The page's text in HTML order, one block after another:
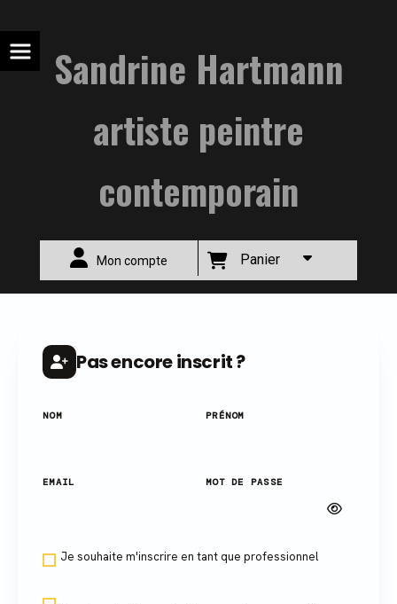
Sandrine Hartmann
artiste peintre
contemporain
Mon compte Panier
Pas encore inscrit ?
NOM PRÉNOM
EMAIL MOT DE PASSE
Je souhaite m'inscrire en tant que professionnel